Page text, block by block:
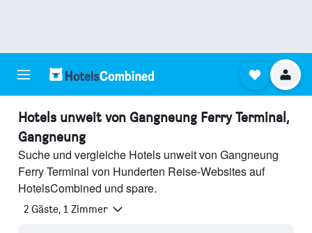
Hotels unweit von Gangneung Ferry Terminal,
Gangneung
Suche und vergleiche Hotels unweit von Gangneung
Ferry Terminal von Hunderten Reise-Websites auf
HotelsCombined und spare.
2 Gäste, 1 Zimmer